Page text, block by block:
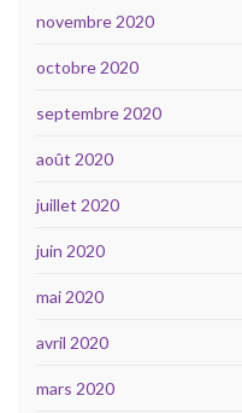
novembre 2020
octobre 2020
septembre 2020
août 2020
juillet 2020
juin 2020
mai 2020
avril 2020
mars 2020